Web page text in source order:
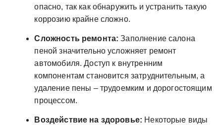
опасно, так как обнаружить и устранить такую
коррозию крайне сложно.
Сложность ремонта: Заполнение салона
пеной значительно усложняет ремонт
автомобиля. Доступ к внутренним
компонентам становится затруднительным, а
удаление пены – трудоемким и дорогостоящим
процессом.
Воздействие на здоровье: Некоторые виды